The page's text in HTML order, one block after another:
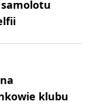
klubu